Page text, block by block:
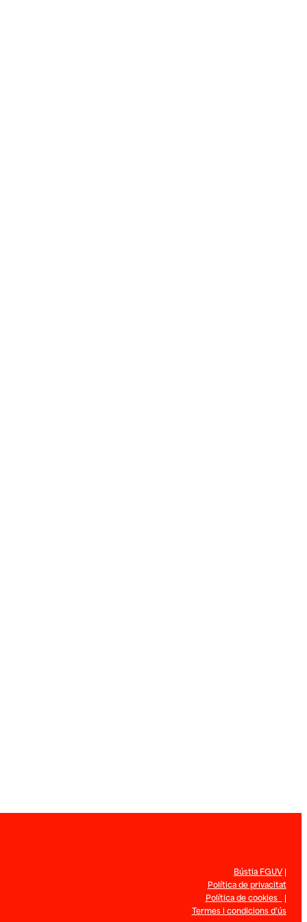
Bústia FGUV|
Política de privacitat
Política de cookies |
Termes i condicions d’ús